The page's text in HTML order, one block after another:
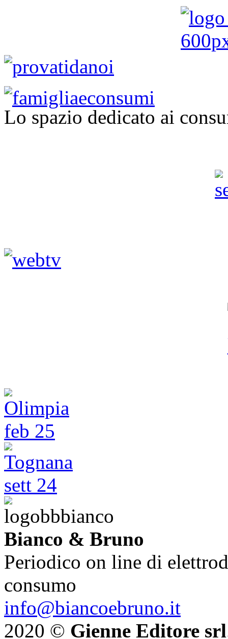
Lo spazio dedicato ai
Bianco & Bruno
Periodico on line di
consumo
info@biancoebruno.it
2020 © Gienne Editore srl